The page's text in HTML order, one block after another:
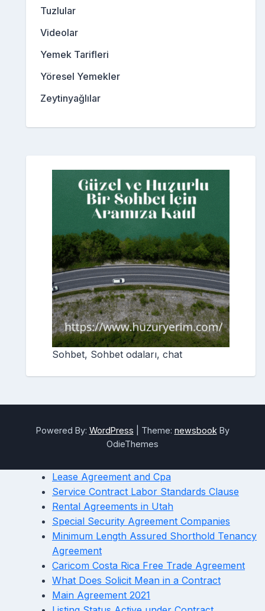
Tuzlular
Videolar
Yemek Tarifleri
Yöresel Yemekler
Zeytinyağlılar
Sohbet, Sohbet odaları, chat
Powered By: WordPress Theme: newsbook By
OdieThemes
Lease Agreement and Cpa
Service Contract Labor Standards Clause
Rental Agreements in Utah
Special Security Agreement Companies
Minimum Length Assured Shorthold Tenancy
Agreement
Caricom Costa Rica Free Trade Agreement
What Does Solicit Mean in a Contract
Main Agreement 2021